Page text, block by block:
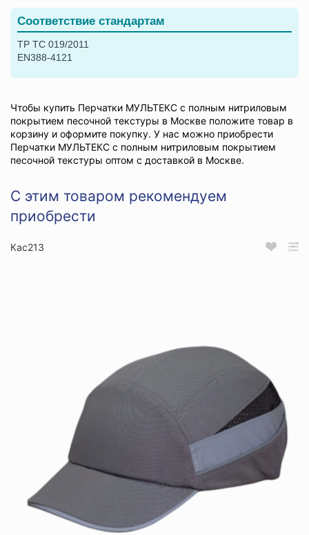
Соответствие стандартам
ТР ТС 019/2011
EN388-4121
Чтобы купить Перчатки МУЛЬТЕКС с полным нитриловым
покрытием песочной текстуры в Москве положите товар в
корзину и оформите покупку. У нас можно приобрести
Перчатки МУЛЬТЕКС с полным нитриловым покрытием
песочной текстуры оптом с доставкой в Москве.
С этим товаром рекомендуем
приобрести
Кас213